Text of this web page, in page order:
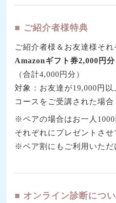
■ ご紹介者様特典
ご紹介者様＆お友達様それ
Amazonギフト券2,000円分
（合計4,000円分）
対象：お友達が19,000円以
コースをご受講された場合
※ペアの場合はお一人1000
それぞれにプレゼントさせ
※ペア割にもご利用いただ
■ オンライン診断につ